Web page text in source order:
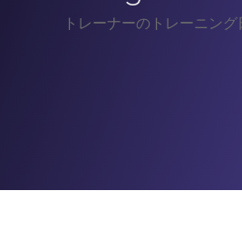
トレーナーのトレーニング